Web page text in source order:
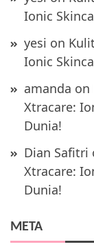
Ionic
yesi on
Ionic
amanda on
Xtracare:
Dunia!
Dian Safitri
Xtracare:
Dunia!
META